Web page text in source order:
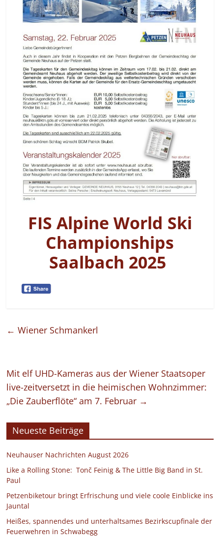
FIS Alpine World Ski
Championships
Saalbach 2025
← Wiener Schmankerl
Mit elf UHD-Kameras aus der Wiener Staatsoper
live-zeitversetzt in die heimischen Wohnzimmer:
„Die Zauberflöte“ am 7. Februar →
Neueste Beiträge
Neuhauser Nachrichten August 2026
Like a Rolling Stone: Tonč Feinig & The Little Big Band in St.
Paul
Petzenbiketour bringt Erfrischung und viele coole Einblicke ins
Jauntal
Heißes, spannendes und unterhaltsames Bezirkscupfinale der
Feuerwehren in Schwabegg